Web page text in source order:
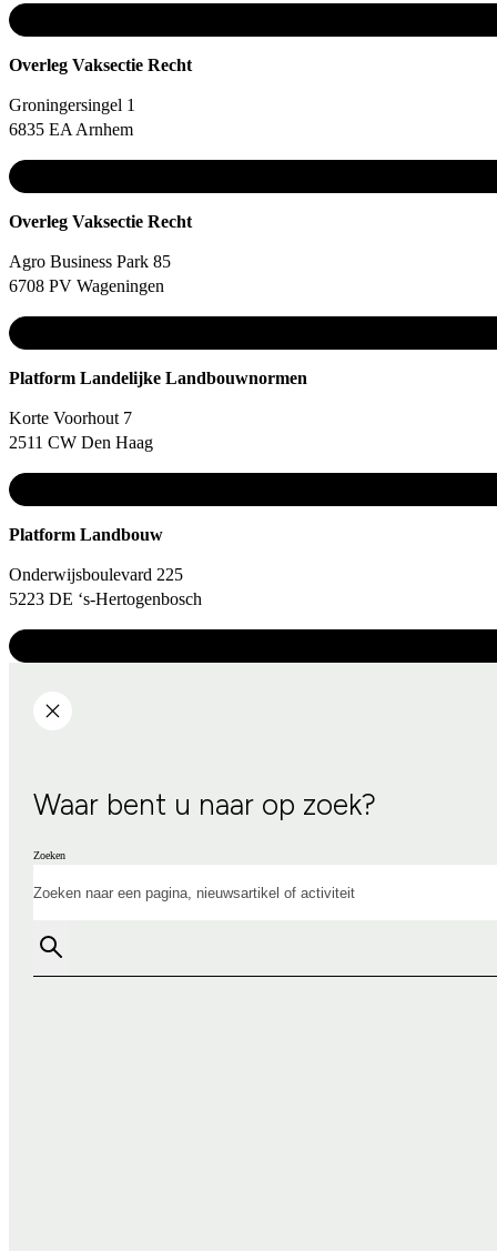
Overleg Vaksectie Recht
Groningersingel 1
6835 EA Arnhem
Overleg Vaksectie Recht
Agro Business Park 85
6708 PV Wageningen
Platform Landelijke Landbouwnormen
Korte Voorhout 7
2511 CW Den Haag
Platform Landbouw
Onderwijsboulevard 225
5223 DE ‘s-Hertogenbosch
Waar bent u naar op zoek?
Zoeken